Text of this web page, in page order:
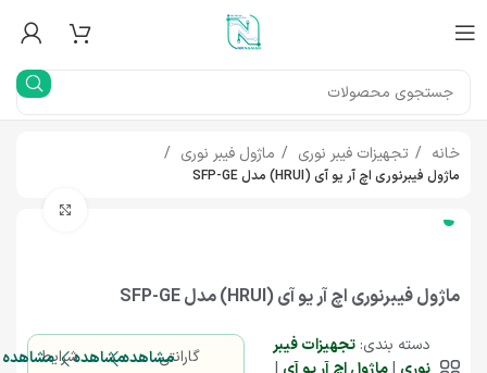
خانه تجهیزات فیبر نوری ماژول فیبر نوری
ماژول فیبرنوری اچ آر یو آی (HRUI) مدل SFP-GE
ماژول فیبرنوری اچ آر یو آی (HRUI) مدل SFP-GE
دسته بندی:تجهیزات فیبر
گارانتیمشاهدهمشاهدهشرایطمشاهده